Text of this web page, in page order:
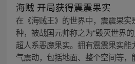
海贼 开局获得震震果实
在《海贼王》的世界中，震震果
种，被战国元帅称之为“毁灭世界
超人系恶魔果实。拥有震震果实
气震动，包括地面、整个空间等，